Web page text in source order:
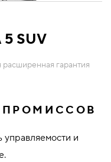
5 SUV
гарантия
управляемости и